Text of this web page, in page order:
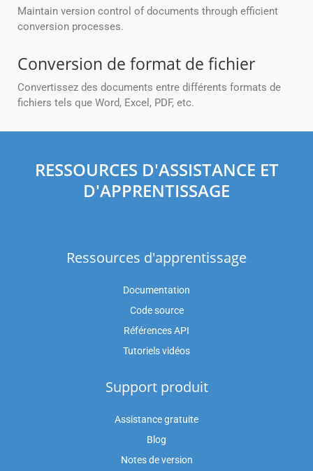
Maintain version control of documents through efficient
conversion processes.
Conversion de format de fichier
Convertissez des documents entre différents formats de
fichiers tels que Word, Excel, PDF, etc.
RESSOURCES D'ASSISTANCE ET
D'APPRENTISSAGE
Ressources d'apprentissage
Documentation
Code source
Références API
Tutoriels vidéos
Support produit
Assistance gratuite
Blog
Notes de version